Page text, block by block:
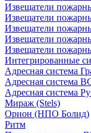
Извещатели
Извещатели
Извещатели
Извещатели
Извещатели
Интегрированные
Адресная система
Адресная
Адресная система
Мираж (Stels)
Орион (НПО Болид)
Ритм